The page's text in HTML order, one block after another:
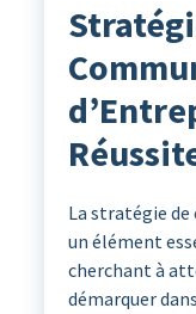
La stratégie
un élément
cherchant à
démarquer